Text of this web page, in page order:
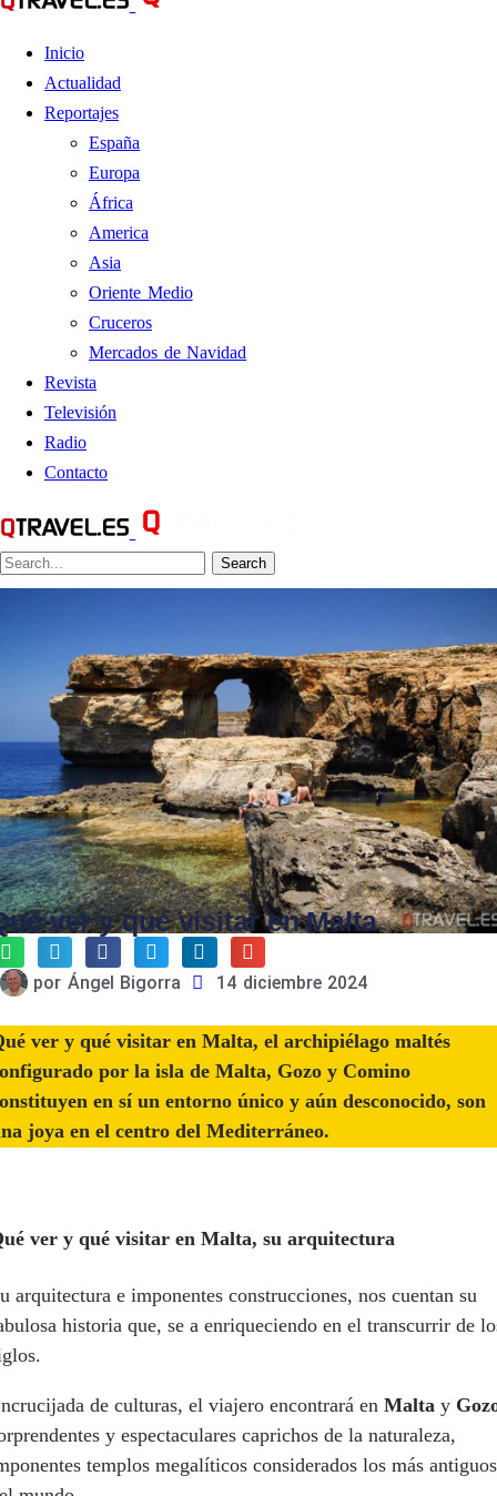
Inicio
Actualidad
Reportajes
España
Europa
África
America
Asia
Oriente Medio
Cruceros
Mercados de Navidad
Revista
Televisión
Radio
Contacto
Search
ver y qué visitar en Malta
por Ángel Bigorra 14 diciembre 2024
ver y qué visitar en Malta, el archipiélago maltés
por la isla de Malta, Gozo y Comino
en sí un entorno único y aún desconocido, son
joya en el centro del Mediterráneo.
ver y qué visitar en Malta, su arquitectura
arquitectura e imponentes construcciones, nos cuentan su
historia que, se a enriqueciendo en el transcurrir de
de culturas, el viajero encontrará en Malta y
y espectaculares caprichos de la naturaleza,
templos megalíticos considerados los más antiguos